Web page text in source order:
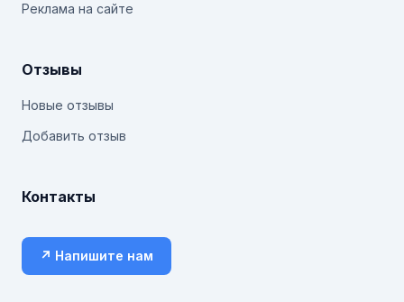
Реклама на сайте
Отзывы
Новые отзывы
Добавить отзыв
Контакты
↗ Напишите нам